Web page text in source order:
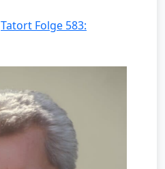
Tatort Folge 583: